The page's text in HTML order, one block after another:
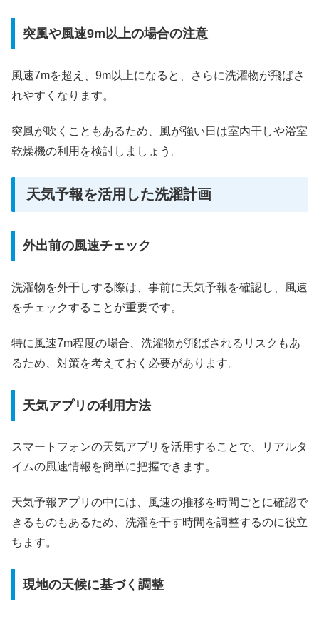
突風や風速9m以上の場合の注意
風速7mを超え、9m以上になると、さらに洗濯物が飛ばさ
れやすくなります。
突風が吹くこともあるため、風が強い日は室内干しや浴室
乾燥機の利用を検討しましょう。
天気予報を活用した洗濯計画
外出前の風速チェック
洗濯物を外干しする際は、事前に天気予報を確認し、風速
をチェックすることが重要です。
特に風速7m程度の場合、洗濯物が飛ばされるリスクもあ
るため、対策を考えておく必要があります。
天気アプリの利用方法
スマートフォンの天気アプリを活用することで、リアルタ
イムの風速情報を簡単に把握できます。
天気予報アプリの中には、風速の推移を時間ごとに確認で
きるものもあるため、洗濯を干す時間を調整するのに役立
ちます。
現地の天候に基づく調整